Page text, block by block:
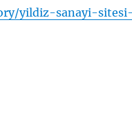
yildiz-sanayi-